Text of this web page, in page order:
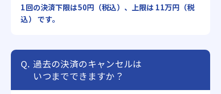
1回の決済下限は50円（税込）、上限は 11万円（税
込） です。
過去の決済のキャンセルは
いつまでできますか？